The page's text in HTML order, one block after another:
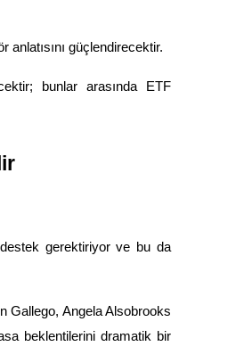
güçlendirecektir.
bunlar arasında ETF
gerektiriyor ve bu da
Gallego, Angela Alsobrooks
beklentilerini dramatik bir